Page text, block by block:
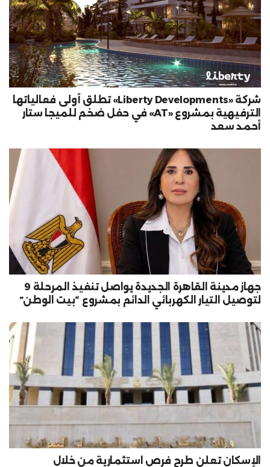
شركة «Liberty Developments» تطلق أولى فعالياتها
الترفيهية بمشروع «AT» في حفل ضخم للميجا ستار
أحمد سعد
جهاز مدينة القاهرة الجديدة يواصل تنفيذ المرحلة 9
لتوصيل التيار الكهربائي الدائم بمشروع “بيت الوطن”
الإسكان تعلن طرح فرص استثمارية من خلال